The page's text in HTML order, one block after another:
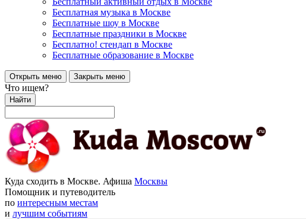
Бесплатная музыка в Москве
Бесплатные шоу в Москве
Бесплатные праздники в Москве
Бесплатно! стендап в Москве
Бесплатные образование в Москве
Открыть меню Закрыть меню
Что ищем?
Найти
Куда сходить в Москве. Афиша Москвы
Помощник и путеводитель
по интересным местам
и лучшим событиям